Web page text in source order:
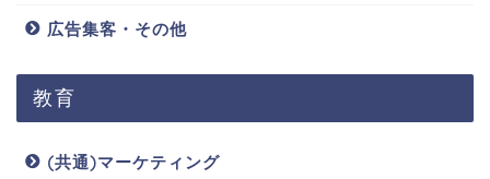
広告集客・その他
教育
(共通)マーケティング